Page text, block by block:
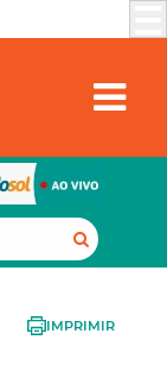
IMPRIMIR